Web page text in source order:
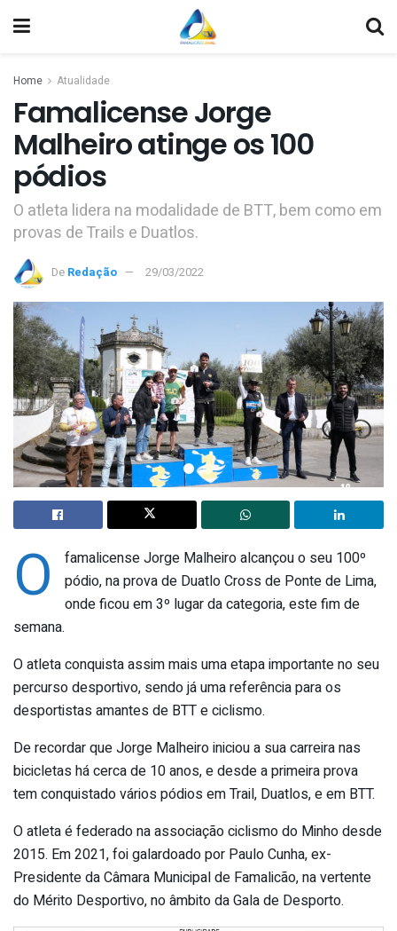
Home Atualidade
Famalicense Jorge
Malheiro atinge os 100
pódios
O atleta lidera na modalidade de BTT, bem como em
provas de Trails e Duatlos.
De Redação 29/03/2022
O
famalicense Jorge Malheiro alcançou o seu 100º
pódio, na prova de Duatlo Cross de Ponte de Lima,
onde ficou em 3º lugar da categoria, este fim de
semana.
O atleta conquista assim mais uma etapa importante no seu
percurso desportivo, sendo já uma referência para os
desportistas amantes de BTT e ciclismo.
De recordar que Jorge Malheiro iniciou a sua carreira nas
bicicletas há cerca de 10 anos, e desde a primeira prova
tem conquistado vários pódios em Trail, Duatlos, e em BTT.
O atleta é federado na associação ciclismo do Minho desde
2015. Em 2021, foi galardoado por Paulo Cunha, ex-
Presidente da Câmara Municipal de Famalicão, na vertente
do Mérito Desportivo, no âmbito da Gala de Desporto.